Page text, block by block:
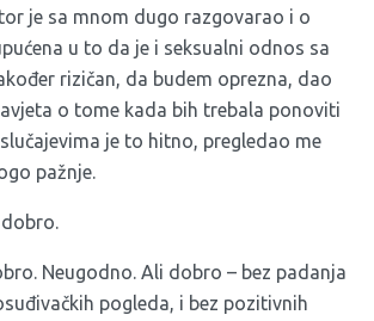
je sa mnom dugo razgovarao i o
u to da je i seksualni odnos sa
rizičan, da budem oprezna, dao
o tome kada bih trebala ponoviti
je to hitno, pregledao me
pažnje.
dobro.
Neugodno. Ali dobro – bez padanja
pogleda, i bez pozitivnih